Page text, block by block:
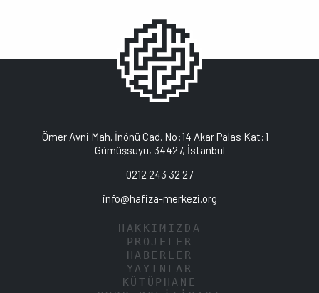
Ömer Avni Mah. İnönü Cad. No:14 Akar Palas Kat:1
Gümüşsuyu, 34427, İstanbul
0212 243 32 27
info@hafiza-merkezi.org
HAKKIMIZDA
PROJELER
HABERLER
YAYINLAR
KÜTÜPHANE